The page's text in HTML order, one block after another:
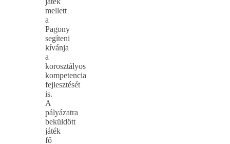
mellett
a
Pagony
segíteni
kívánja
a
korosztályos
kompetencia
fejlesztését
is.
A
pályázatra
beküldött
játék
fő